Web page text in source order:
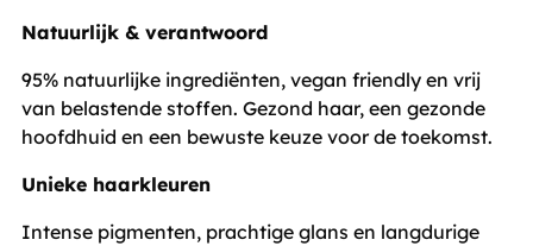
Natuurlijk & verantwoord
95% natuurlijke ingrediënten, vegan friendly en vrij
van belastende stoffen. Gezond haar, een gezonde
hoofdhuid en een bewuste keuze voor de toekomst.
Unieke haarkleuren
Intense pigmenten, prachtige glans en langdurige